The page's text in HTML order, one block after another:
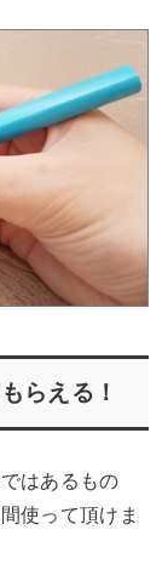
らえる！
はあるもの
使って頂けま